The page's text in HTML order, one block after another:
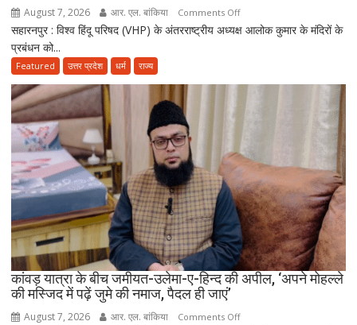
August 7, 2026 आर. एल. बांकिया Comments Offon
VHP
‘मंदिर
बयान
मुस्लिम
धर्मगुरुओं
की
आपत्ति,
मौलाना
राशिद
सिद्दीकी
ने
सहारनपुर : विश्व हिंदू परिषद (VHP) के अंतरराष्ट्रीय अध्यक्ष आलोक कुमार के मंदिरों के
प्रबंधन को...
Featured उत्तर प्रदेश धर्म राज्य
कांवड़ यात्रा के बीच जमीयत-उलेमा-ए-हिन्द की अपील, ‘अपने मोहल्ले
की मस्जिद में पढ़ें जुमे की नमाज, पैदल ही जाएं’
August 7, 2026 आर. एल. बांकिया Comments Offon